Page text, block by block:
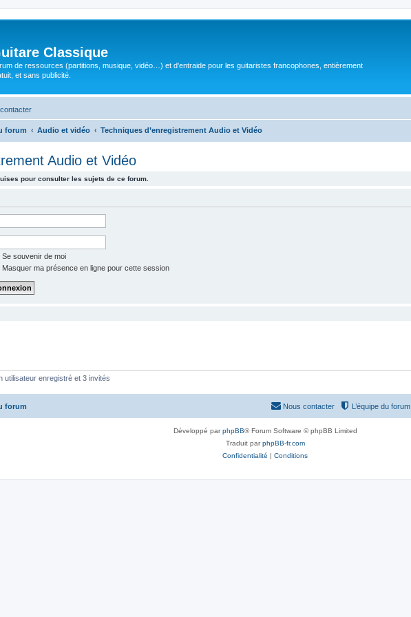
Classique
de ressources (partitions, musique, vidéo…) et d'entraide pour les guitaristes francophones, entièrement
et sans publicité.
forum Audio et vidéo Techniques d’enregistrement Audio et Vidéo
Audio et Vidéo
pour consulter les sujets de ce forum.
Se souvenir de moi
Masquer ma présence en ligne pour cette session
utilisateur enregistré et 3 invités
forum L’équipe du forum
Nous contacter
Développé parphpBB® Forum Software © phpBB Limited
Traduit parphpBB-fr.com
Confidentialité | Conditions